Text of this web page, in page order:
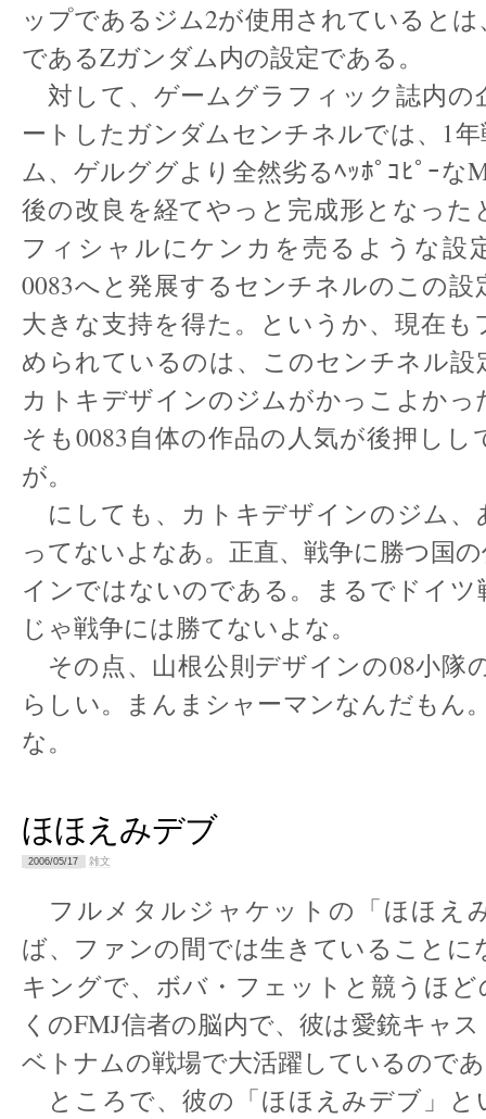
ップであるジム2が使用されていると
であるZガンダム内の設定である。
対して、ゲームグラフィック誌内の
ートしたガンダムセンチネルでは、1
ム、ゲルググより全然劣るﾍｯﾎﾟｺﾋﾟｰな
後の改良を経てやっと完成形となった
フィシャルにケンカを売るような設
0083へと発展するセンチネルのこの
大きな支持を得た。というか、現在も
められているのは、このセンチネル設
カトキデザインのジムがかっこよかっ
そも0083自体の作品の人気が後押し
が。
にしても、カトキデザインのジム、
ってないよなあ。正直、戦争に勝つ国
インではないのである。まるでドイツ
じゃ戦争には勝てないよな。
その点、山根公則デザインの08小隊
らしい。まんまシャーマンなんだもん
な。
ほほえみデブ
2006/05/17 雑文
フルメタルジャケットの「ほほえ
ば、ファンの間では生きていることに
キングで、ボバ・フェットと競うほど
くのFMJ信者の脳内で、彼は愛銃キャ
ベトナムの戦場で大活躍しているので
ところで、彼の「ほほえみデブ」と